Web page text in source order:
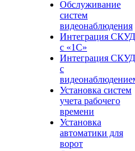
Обслуживание
систем
видеонаблюдения
Интеграция СКУД
с «1С»
Интеграция СКУД
с
Установка систем
учета рабочего
времени
Установка
автоматики для
ворот